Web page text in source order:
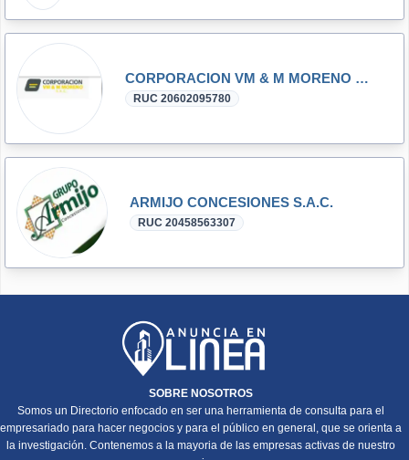
CORPORACION VM & M MORENO SAC
RUC 20602095780
ARMIJO CONCESIONES S.A.C.
RUC 20458563307
SOBRE NOSOTROS
Somos un Directorio enfocado en ser una herramienta de consulta para el
empresariado para hacer negocios y para el público en general, que se orienta a
la investigación. Contenemos a la mayoria de las empresas activas de nuestro